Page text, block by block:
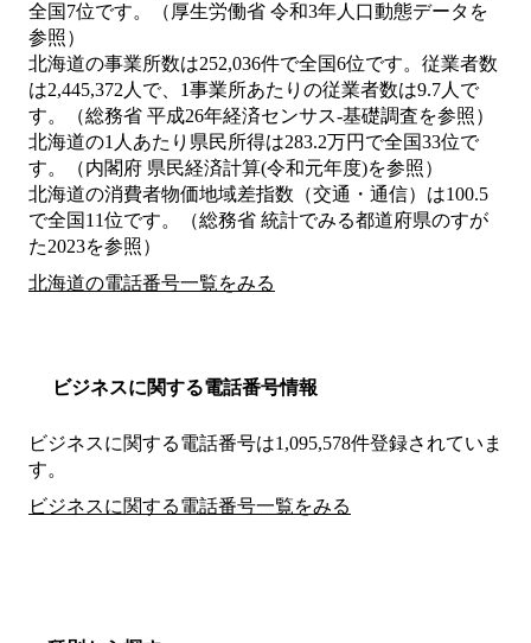
全国7位です。（厚生労働省 令和3年人口動態データを
参照）
北海道の事業所数は252,036件で全国6位です。従業者数
は2,445,372人で、1事業所あたりの従業者数は9.7人で
す。（総務省 平成26年経済センサス‐基礎調査を参照）
北海道の1人あたり県民所得は283.2万円で全国33位で
す。（内閣府 県民経済計算(令和元年度)を参照）
北海道の消費者物価地域差指数（交通・通信）は100.5
で全国11位です。（総務省 統計でみる都道府県のすが
た2023を参照）
北海道の電話番号一覧をみる
ビジネスに関する電話番号情報
ビジネスに関する電話番号は1,095,578件登録されていま
す。
ビジネスに関する電話番号一覧をみる